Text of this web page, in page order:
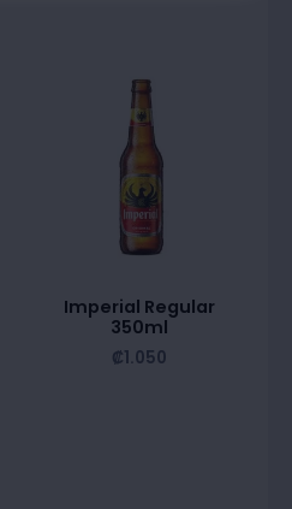
Imperial Regular
350ml
₡1.050